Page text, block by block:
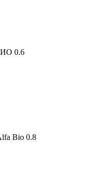
0.6
Bio 0.8